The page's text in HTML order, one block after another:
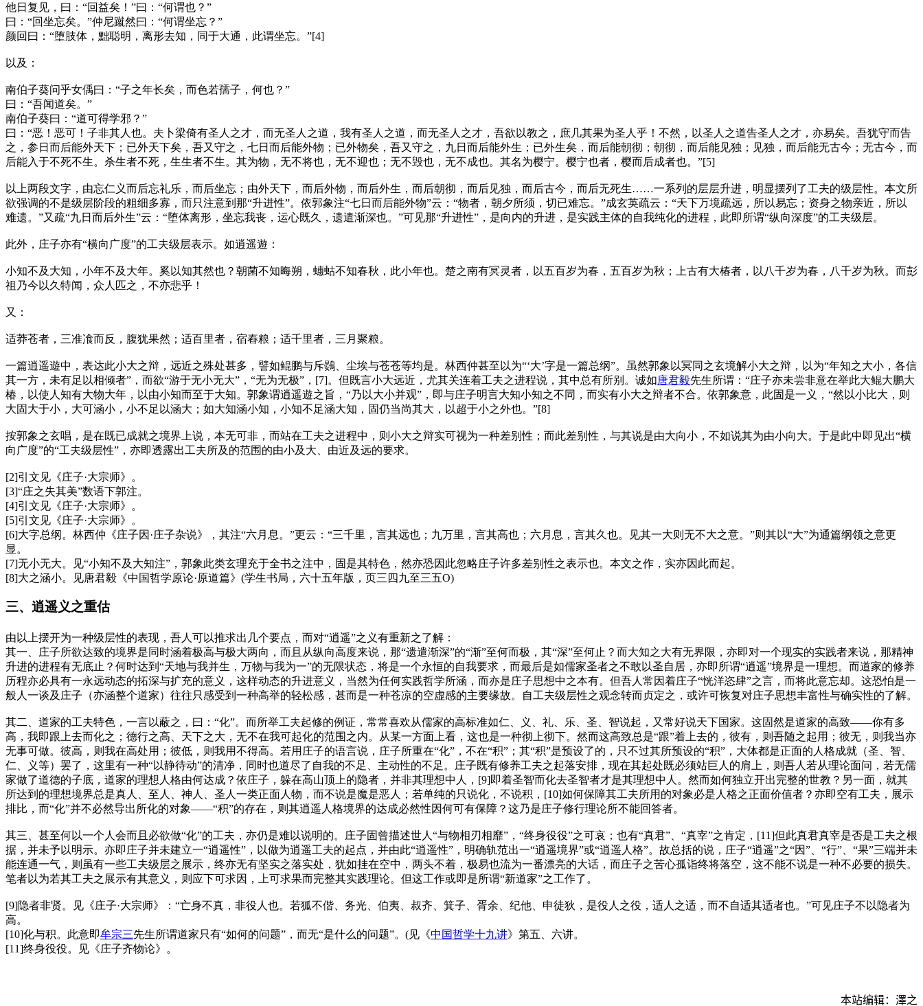
他日复见，曰：“回益矣！”曰：“何谓也？”
曰：“回坐忘矣。”仲尼蹴然曰：“何谓坐忘？”
颜回曰：“堕肢体，黜聪明，离形去知，同于大通，此谓坐忘。”[4]
以及：
南伯子葵问乎女偊曰：“子之年长矣，而色若孺子，何也？”
曰：“吾闻道矣。”
南伯子葵曰：“道可得学邪？”
曰：“恶！恶可！子非其人也。夫卜梁倚有圣人之才，而无圣人之道，我有圣人之道，而无圣人之才，吾欲以教之，庶几其果为圣人乎！不然，以圣人之道告圣人之才，亦易矣。吾犹守而告
之，参日而后能外天下；已外天下矣，吾又守之，七日而后能外物；已外物矣，吾又守之，九日而后能外生；已外生矣，而后能朝彻；朝彻，而后能见独；见独，而后能无古今；无古今，而
后能入于不死不生。杀生者不死，生生者不生。其为物，无不将也，无不迎也；无不毁也，无不成也。其名为樱宁。樱宁也者，樱而后成者也。”[5]
以上两段文字，由忘仁义而后忘礼乐，而后坐忘；由外天下，而后外物，而后外生，而后朝彻，而后见独，而后古今，而后无死生……一系列的层层升进，明显摆列了工夫的级层性。本文所
欲强调的不是级层阶段的粗细多寡，而只注意到那“升进性”。依郭象注“七日而后能外物”云：“物者，朝夕所须，切已难忘。”成玄英疏云：“天下万境疏远，所以易忘；资身之物亲近，所以
难遗。”又疏“九日而后外生”云：“堕体离形，坐忘我丧，运心既久，遗遣渐深也。”可见那“升进性”，是向内的升进，是实践主体的自我纯化的进程，此即所谓“纵向深度”的工夫级层。
此外，庄子亦有“横向广度”的工夫级层表示。如逍遥遊：
小知不及大知，小年不及大年。奚以知其然也？朝菌不知晦朔，蟪蛄不知春秋，此小年也。楚之南有冥灵者，以五百岁为春，五百岁为秋；上古有大椿者，以八千岁为春，八千岁为秋。而彭
祖乃今以久特闻，众人匹之，不亦悲乎！
又：
适莽苍者，三准飡而反，腹犹果然；适百里者，宿舂粮；适千里者，三月聚粮。
一篇逍遥遊中，表达此小大之辩，远近之殊处甚多，譬如鲲鹏与斥鷃、尘埃与苍苍等均是。林西仲甚至以为“‘大’字是一篇总纲”。虽然郭象以冥同之玄境解小大之辩，以为“年知之大小，各信
其一方，未有足以相倾者”，而欲“游于无小无大”，“无为无极”，[7]。但既言小大远近，尤其关连着工夫之进程说，其中总有所别。诚如唐君毅先生所谓：“庄子亦未尝非意在举此大鲲大鹏大
椿，以使人知有大物大年，以由小知而至于大知。郭象谓逍遥遊之旨，“乃以大小并观”，即与庄子明言大知小知之不同，而实有小大之辩者不合。依郭象意，此固是一义，“然以小比大，则
大固大于小，大可涵小，小不足以涵大；如大知涵小知，小知不足涵大知，固仍当尚其大，以超于小之外也。”[8]
按郭象之玄唱，是在既已成就之境界上说，本无可非，而站在工夫之进程中，则小大之辩实可视为一种差别性；而此差别性，与其说是由大向小，不如说其为由小向大。于是此中即见出“横
向广度”的“工夫级层性”，亦即透露出工夫所及的范围的由小及大、由近及远的要求。
[2]引文见《庄子·大宗师》。
[3]“庄之失其美”数语下郭注。
[4]引文见《庄子·大宗师》。
[5]引文见《庄子·大宗师》。
[6]大字总纲。林西仲《庄子因·庄子杂说》，其注“六月息。”更云：“三千里，言其远也；九万里，言其高也；六月息，言其久也。见其一大则无不大之意。”则其以“大”为通篇纲领之意更
显。
[7]无小无大。见“小知不及大知注”，郭象此类玄理充于全书之注中，固是其特色，然亦恐因此忽略庄子许多差别性之表示也。本文之作，实亦因此而起。
[8]大之涵小。见唐君毅《中国哲学原论·原道篇》(学生书局，六十五年版，页三四九至三五O)
三、逍遥义之重估
由以上摆开为一种级层性的表现，吾人可以推求出几个要点，而对“逍遥”之义有重新之了解：
其一、庄子所欲达致的境界是同时涵着极高与极大两向，而且从纵向高度来说，那“遗遣渐深”的“渐”至何而极，其“深”至何止？而大知之大有无界限，亦即对一个现实的实践者来说，那精神
升进的进程有无底止？何时达到“天地与我并生，万物与我为一”的无限状态，将是一个永恒的自我要求，而最后是如儒家圣者之不敢以圣自居，亦即所谓“逍遥”境界是一理想。而道家的修养
历程亦必具有一永远动态的拓深与扩充的意义，这样动态的升进意义，当然为任何实践哲学所涵，而亦是庄子思想中之本有。但吾人常因着庄子“恍洋恣肆”之言，而将此意忘却。这恐怕是一
般人一谈及庄子（亦涵整个道家）往往只感受到一种高举的轻松感，甚而是一种苍凉的空虚感的主要缘故。自工夫级层性之观念转而贞定之，或许可恢复对庄子思想丰富性与确实性的了解。
其二、道家的工夫特色，一言以蔽之，曰：“化”。而所举工夫起修的例证，常常喜欢从儒家的高标准如仁、义、礼、乐、圣、智说起，又常好说天下国家。这固然是道家的高致——你有多
高，我即跟上去而化之；德行之高、天下之大，无不在我可起化的范围之内。从某一方面上看，这也是一种彻上彻下。然而这高致总是“跟”着上去的，彼有，则吾随之起用；彼无，则我当亦
无事可做。彼高，则我在高处用；彼低，则我用不得高。若用庄子的语言说，庄子所重在“化”，不在“积”；其“积”是预设了的，只不过其所预设的“积”，大体都是正面的人格成就（圣、智、
仁、义等）罢了，这里有一种“以静待动”的清净，同时也道尽了自我的不足、主动性的不足。庄子既有修养工夫之起落安排，现在其起处既必须站巨人的肩上，则吾人若从理论面问，若无儒
家做了道德的子底，道家的理想人格由何达成？依庄子，躲在高山顶上的隐者，并非其理想中人，[9]即着圣智而化去圣智者才是其理想中人。然而如何独立开出完整的世教？另一面，就其
所达到的理想境界总是真人、至人、神人、圣人一类正面人物，而不说是魔是恶人；若单纯的只说化，不说积，[10]如何保障其工夫所用的对象必是人格之正面价值者？亦即空有工夫，展示
排比，而“化”并不必然导出所化的对象——“积”的存在，则其逍遥人格境界的达成必然性因何可有保障？这乃是庄子修行理论所不能回答者。
其三、甚至何以一个人会而且必欲做“化”的工夫，亦仍是难以说明的。庄子固曾描述世人“与物相刃相靡”，“终身役役”之可哀；也有“真君”、“真宰”之肯定，[11]但此真君真宰是否是工夫之根
据，并未予以明示。亦即庄子并未建立一“逍遥性”，以做为逍遥工夫的起点，并由此“逍遥性”，明确轨范出一“逍遥境界”或“逍遥人格”。故总括的说，庄子“逍遥”之“因”、“行”、“果”三端并未
能连通一气，则虽有一些工夫级层之展示，终亦无有坚实之落实处，犹如挂在空中，两头不着，极易也流为一番漂亮的大话，而庄子之苦心孤诣终将落空，这不能不说是一种不必要的损失。
笔者以为若其工夫之展示有其意义，则应下可求因，上可求果而完整其实践理论。但这工作或即是所谓“新道家”之工作了。
[9]隐者非贤。见《庄子·大宗师》：“亡身不真，非役人也。若狐不偕、务光、伯夷、叔齐、箕子、胥余、纪他、申徒狄，是役人之役，适人之适，而不自适其适者也。”可见庄子不以隐者为
高。
[10]化与积。此意即牟宗三先生所谓道家只有“如何的问题”，而无“是什么的问题”。(见《中国哲学十九讲》第五、六讲。
[11]终身役役。见《庄子齐物论》。
本站编辑：澤之